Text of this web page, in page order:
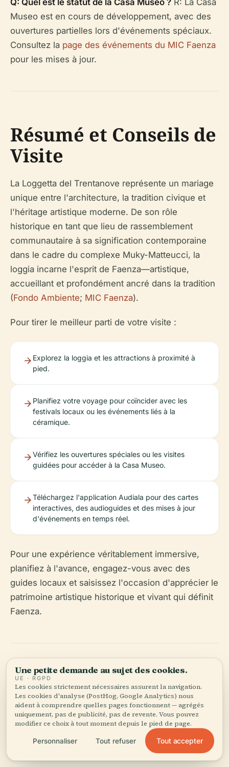
Q: Quel est le statut de la Casa Museo ? R: La Casa
Museo est en cours de développement, avec des
ouvertures partielles lors d'événements spéciaux.
Consultez la page des événements du MIC Faenza
pour les mises à jour.
Résumé et Conseils de
Visite
La Loggetta del Trentanove représente un mariage
unique entre l'architecture, la tradition civique et
l'héritage artistique moderne. De son rôle
historique en tant que lieu de rassemblement
communautaire à sa signification contemporaine
dans le cadre du complexe Muky-Matteucci, la
loggia incarne l'esprit de Faenza—artistique,
accueillant et profondément ancré dans la tradition
(Fondo Ambiente; MIC Faenza).
Pour tirer le meilleur parti de votre visite :
Explorez la loggia et les attractions à proximité à
pied.
Planifiez votre voyage pour coïncider avec les
festivals locaux ou les événements liés à la
céramique.
Vérifiez les ouvertures spéciales ou les visites
guidées pour accéder à la Casa Museo.
Téléchargez l'application Audiala pour des cartes
interactives, des audioguides et des mises à jour
d'événements en temps réel.
Pour une expérience véritablement immersive,
planifiez à l'avance, engagez-vous avec des
guides locaux et saisissez l'occasion d'apprécier le
patrimoine artistique historique et vivant qui définit
Faenza.
Écoutez l'histoire complète dans l'app
Une petite demande au sujet des cookies.
UE · RGPD
Les cookies strictement nécessaires assurent la navigation.
Les cookies d'analyse (PostHog, Google Analytics) nous
aident à comprendre quelles pages fonctionnent — agrégés
uniquement, pas de publicité, pas de revente. Vous pouvez
modifier ce choix à tout moment depuis le pied de page.
Personnaliser Tout refuser Tout accepter